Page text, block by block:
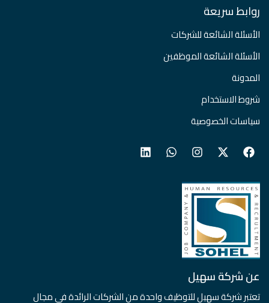
روابط سريعة
الأسئلة الشائعة للشركات
الأسئلة الشائعة الموظفين
المدونة
شروط الاستخدام
سياسات الخصوصية
عن شركة سهيل
تعتبر شركة سهيل للتوظيف واحدة من الشركات الرائدة في مجال